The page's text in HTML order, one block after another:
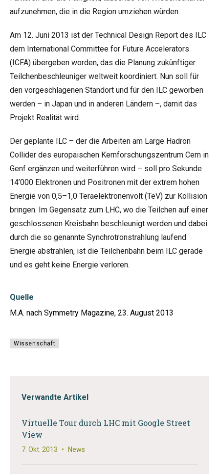
aufzunehmen, die in die Region umziehen würden.
Am 12. Juni 2013 ist der Technical Design Report des ILC
dem International Committee for Future Accelerators
(ICFA) übergeben worden, das die Planung zukünftiger
Teilchenbeschleuniger weltweit koordiniert. Nun soll für
den vorgeschlagenen Standort und für den ILC geworben
werden – in Japan und in anderen Ländern –, damit das
Projekt Realität wird.
Der geplante ILC – der die Arbeiten am Large Hadron
Collider des europäischen Kernforschungszentrum Cern in
Genf ergänzen und weiterführen wird – soll pro Sekunde
14’000 Elektronen und Positronen mit der extrem hohen
Energie von 0,5–1,0 Teraelektronenvolt (TeV) zur Kollision
bringen. Im Gegensatz zum LHC, wo die Teilchen auf einer
geschlossenen Kreisbahn beschleunigt werden und dabei
durch die so genannte Synchrotronstrahlung laufend
Energie abstrahlen, ist die Teilchenbahn beim ILC gerade
und es geht keine Energie verloren.
Quelle
M.A. nach Symmetry Magazine, 23. August 2013
Wissenschaft
Verwandte Artikel
Virtuelle Tour durch LHC mit Google Street
View
7. Okt. 2013 • News